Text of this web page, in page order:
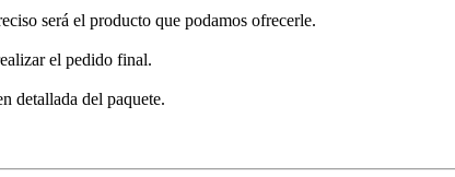
será el producto que podamos ofrecerle.
el pedido final.
detallada del paquete.